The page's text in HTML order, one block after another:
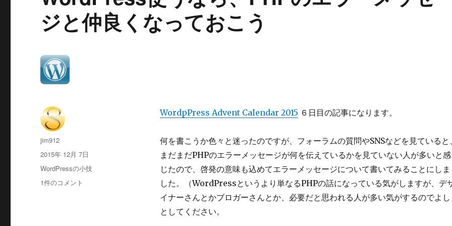
ジと仲良くなっておこう
WordpPress Advent Calendar 2015 ６日目の記事になります。
何を書こうか色々と迷ったのですが、フォーラムの質問やSNSなどを見ていると
まだまだPHPのエラーメッセージが何を伝えているかを見ていない人が多いと感
じたので、啓発の意味も込めてエラーメッセージについて書いてみることにしま
した。（WordPressというより単なるPHPの話になっている気がしますが、デ
イナーさんとかブロガーさんとか、必要だと思われる人が多い気がするのでよし
としてください。
投
稿
jim912
投
稿
2015年 12月 7日
カ
テ
ゴ
WordPressの小技
WordPress
1件のコメント